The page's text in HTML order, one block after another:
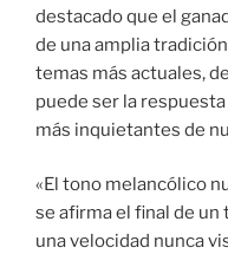
destacado que el
de una amplia
temas más actuales,
puede ser la
más inquietantes de
«El tono melancólico
se afirma el final de un
una velocidad nunca